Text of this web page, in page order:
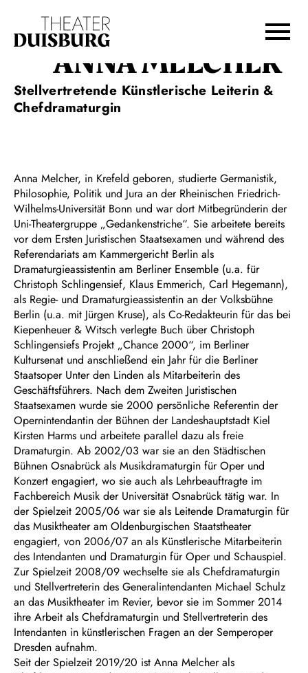
Zur Hauptnavigation springen
Zum Footer springen
ANNA MELCHER
Stellvertretende Künstlerische Leiterin &
Chefdramaturgin
Anna Melcher, in Krefeld geboren, studierte Germanistik,
Philosophie, Politik und Jura an der Rheinischen Friedrich-
Wilhelms-Universität Bonn und war dort Mitbegründerin der
Uni-Theatergruppe „Gedankenstriche“. Sie arbeitete bereits
vor dem Ersten Juristischen Staatsexamen und während des
Referendariats am Kammergericht Berlin als
Dramaturgieassistentin am Berliner Ensemble (u.a. für
Christoph Schlingensief, Klaus Emmerich, Carl Hegemann),
als Regie- und Dramaturgieassistentin an der Volksbühne
Berlin (u.a. mit Jürgen Kruse), als Co-Redakteurin für das bei
Kiepenheuer & Witsch verlegte Buch über Christoph
Schlingensiefs Projekt „Chance 2000“, im Berliner
Kultursenat und anschließend ein Jahr für die Berliner
Staatsoper Unter den Linden als Mitarbeiterin des
Geschäftsführers. Nach dem Zweiten Juristischen
Staatsexamen wurde sie 2000 persönliche Referentin der
Opernintendantin der Bühnen der Landeshauptstadt Kiel
Kirsten Harms und arbeitete parallel dazu als freie
Dramaturgin. Ab 2002/03 war sie an den Städtischen
Bühnen Osnabrück als Musikdramaturgin für Oper und
Konzert engagiert, wo sie auch als Lehrbeauftragte im
Fachbereich Musik der Universität Osnabrück tätig war. In
der Spielzeit 2005/06 war sie als Leitende Dramaturgin für
das Musiktheater am Oldenburgischen Staatstheater
engagiert, von 2006/07 an als Künstlerische Mitarbeiterin
des Intendanten und Dramaturgin für Oper und Schauspiel.
Zur Spielzeit 2008/09 wechselte sie als Chefdramaturgin
und Stellvertreterin des Generalintendanten Michael Schulz
an das Musiktheater im Revier, bevor sie im Sommer 2014
ihre Arbeit als Chefdramaturgin und Stellvertreterin des
Intendanten in künstlerischen Fragen an der Semperoper
Dresden aufnahm.
Seit der Spielzeit 2019/20 ist Anna Melcher als